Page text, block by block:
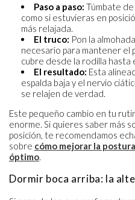
Paso a paso: Túmbate
como si estuvieras en
más relajada.
El truco: Pon la
necesario para mantener el
cubre desde la rodilla hasta
El resultado: Esta
espalda baja y el nervio
se relajen de verdad.
Este pequeño cambio en tu
enorme. Si quieres saber más
posición, te recomendamos
sobre cómo mejorar la
óptimo.
Dormir boca arriba: la